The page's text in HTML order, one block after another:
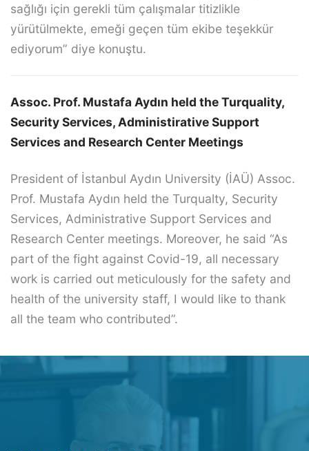
sağlığı için gerekli tüm çalışmalar titizlikle
yürütülmekte, emeği geçen tüm ekibe teşekkür
ediyorum” diye konuştu.
Assoc. Prof. Mustafa Aydın held the Turquality,
Security Services, Administirative Support
Services and Research Center Meetings
President of İstanbul Aydın University (İAÜ) Assoc.
Prof. Mustafa Aydın held the Turqualty, Security
Services, Administrative Support Services and
Research Center meetings. Moreover, he said “As
part of the fight against Covid-19, all necessary
work is carried out meticulously for the safety and
health of the university staff, I would like to thank
all the team who contributed”.